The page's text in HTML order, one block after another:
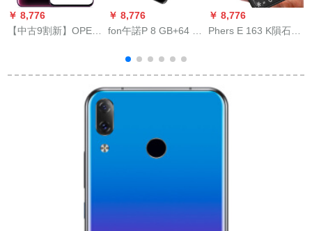
￥ 8,776
【中古9割新】OPEC
Gは、ボンド赤8
GB+12 Gバイトを同
￥ 8,776
fon午諾P 8 GB+64 G
4 gト4 G同時配信
￥ 8,776
Phers E 163 K隕石黒
超長待機老人スモネ
学生予備マシン